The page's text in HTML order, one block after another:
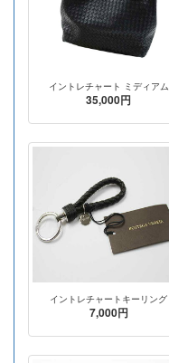
イントレチャート ミディアム
35,000円
イントレチャートキーリング
7,000円